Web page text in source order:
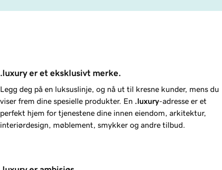
.luxury er et eksklusivt merke.
Legg deg på en luksuslinje, og nå ut til kresne kunder, mens du
viser frem dine spesielle produkter. En .luxury-adresse er et
perfekt hjem for tjenestene dine innen eiendom, arkitektur,
interiørdesign, møblement, smykker og andre tilbud.